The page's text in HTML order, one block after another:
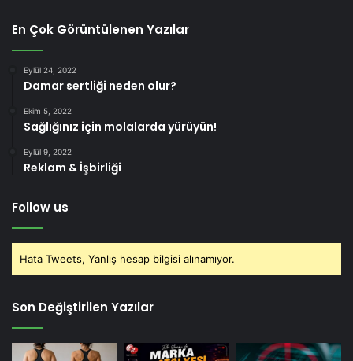
En Çok Görüntülenen Yazılar
Eylül 24, 2022
Damar sertliği neden olur?
Ekim 5, 2022
Sağlığınız için molalarda yürüyün!
Eylül 9, 2022
Reklam & İşbirliği
Follow us
Hata Tweets, Yanlış hesap bilgisi alınamıyor.
Son Değiştirilen Yazılar